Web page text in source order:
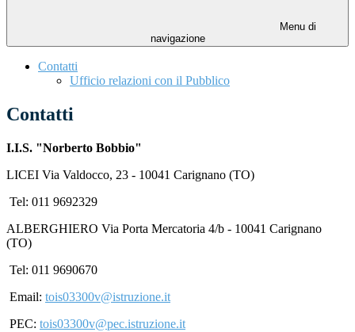
Menu di
navigazione
Contatti
Ufficio relazioni con il Pubblico
Contatti
I.I.S. "Norberto Bobbio"
LICEI Via Valdocco, 23 - 10041 Carignano (TO)
Tel: 011 9692329
ALBERGHIERO Via Porta Mercatoria 4/b - 10041 Carignano
(TO)
Tel: 011 9690670
Email: tois03300v@istruzione.it
PEC: tois03300v@pec.istruzione.it